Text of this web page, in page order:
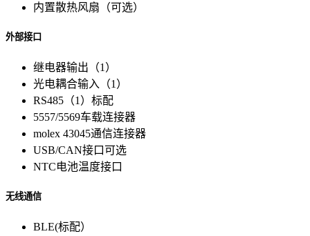
内置散热风扇（可选）
外部接口
继电器输出（1）
光电耦合输入（1）
RS485（1）标配
5557/5569车载连接器
molex 43045通信连接器
USB/CAN接口可选
NTC电池温度接口
无线通信
BLE(标配）